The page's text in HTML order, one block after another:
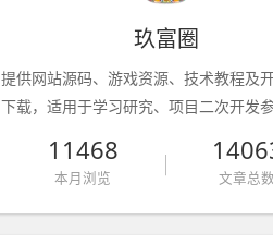
玖富圈
提供网站源码、游戏资源、技术教程及
下载，适用于学习研究、项目二次开发参
11468
本月浏览 文章总数